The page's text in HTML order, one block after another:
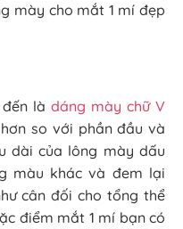
mày cho mắt 1 mí đẹp
đến làdáng mày chữ V
so với phần đầu và
dài của lông mày dấu
màu khác và đem lại
cân đối cho tổng thể
điểm mắt 1 mí bạn có